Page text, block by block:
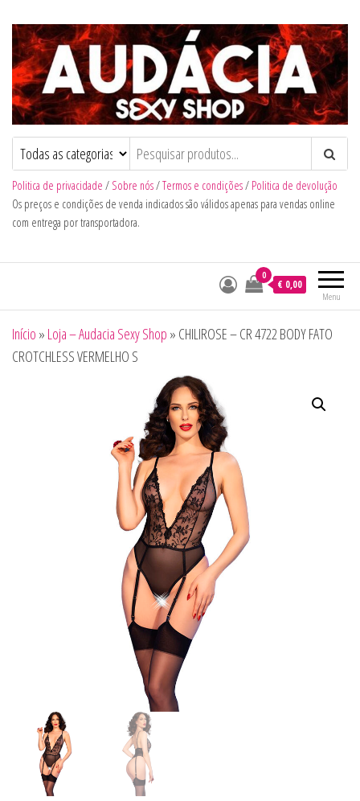
Audacia Sexy Shop
Politica de privacidade / Sobre nós/Termos e condições/ Politica de devolução
Os preços e condições de venda indicados são válidos apenas para vendas online
com entrega por transportadora.
Menu
0
€ 0,00
Início » Loja – Audacia Sexy Shop » CHILIROSE – CR 4722 BODY FATO
CROTCHLESS VERMELHO S